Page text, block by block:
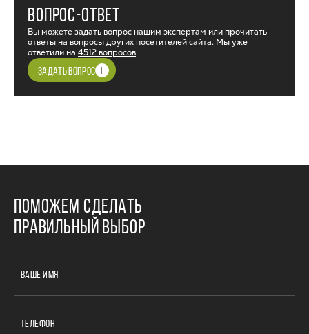
ВОПРОС-ОТВЕТ
Вы можете задать вопрос нашим экспертам или прочитать
ответы на вопросы других посетителей сайта. Мы уже
ответили на 4512 вопросов
ЗАДАТЬ ВОПРОС
ПОМОЖЕМ СДЕЛАТЬ
ПРАВИЛЬНЫЙ ВЫБОР
ВАШЕ ИМЯ
ТЕЛЕФОН